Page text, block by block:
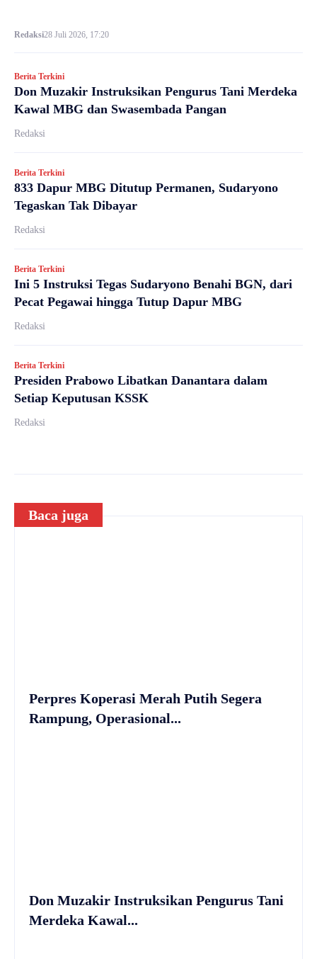
Redaksi28 Juli 2026, 17:20
Berita Terkini
Don Muzakir Instruksikan Pengurus Tani Merdeka
Kawal MBG dan Swasembada Pangan
Redaksi
Berita Terkini
833 Dapur MBG Ditutup Permanen, Sudaryono
Tegaskan Tak Dibayar
Redaksi
Berita Terkini
Ini 5 Instruksi Tegas Sudaryono Benahi BGN, dari
Pecat Pegawai hingga Tutup Dapur MBG
Redaksi
Berita Terkini
Presiden Prabowo Libatkan Danantara dalam
Setiap Keputusan KSSK
Redaksi
Baca juga
Perpres Koperasi Merah Putih Segera
Rampung, Operasional...
Don Muzakir Instruksikan Pengurus Tani
Merdeka Kawal...